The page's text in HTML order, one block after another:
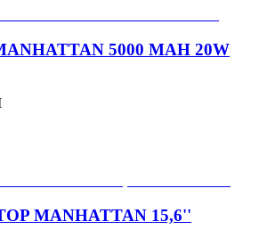
5000 MAH 20W
MANHATTAN 15,6''